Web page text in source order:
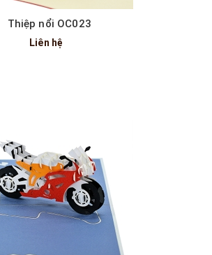
Thiệp nổi OC023
Liên hệ
Xem nhanh